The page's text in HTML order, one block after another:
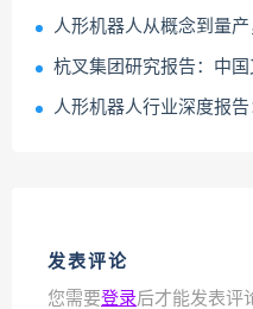
人形机器人从概念到量
杭叉集团研究报告：中国叉车龙头价
人形机器人行业深度报告：机器人旋
发表评论
您需要登录后才能发表评